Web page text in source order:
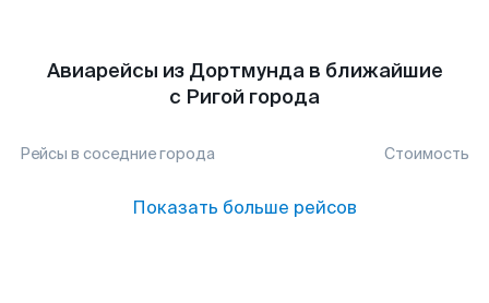
Авиарейсы из Дортмунда в ближайшие
с Ригой города
Рейсы в соседние города Стоимость
Показать больше рейсов